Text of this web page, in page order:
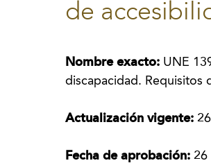
de
Nombre exacto: UNE
discapacidad. Requisitos
Actualización vigente:
Fecha de aprobación: 26